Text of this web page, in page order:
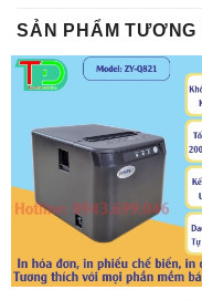
SẢN PHẨM TƯƠNG